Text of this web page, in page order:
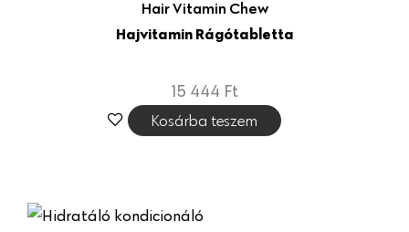
Hair Vitamin Chew
Hajvitamin Rágótabletta
15 444 Ft
Kosárba teszem